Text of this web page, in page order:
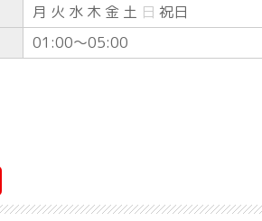
月 火 水 木 金 土 日 祝日
01:00〜05:00